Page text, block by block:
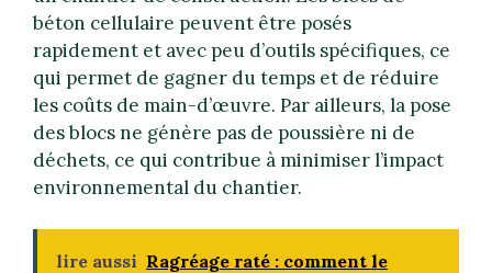
béton cellulaire peuvent être posés
rapidement et avec peu d’outils spécifiques, ce
qui permet de gagner du temps et de réduire
les coûts de main-d’œuvre. Par ailleurs, la pose
des blocs ne génère pas de poussière ni de
déchets, ce qui contribue à minimiser l’impact
environnemental du chantier.
lire aussi Ragréage raté : comment le